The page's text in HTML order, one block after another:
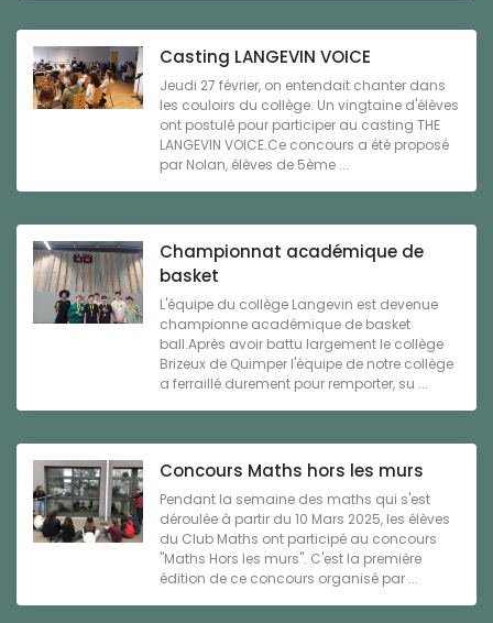
Casting LANGEVIN VOICE
Jeudi 27 février, on entendait chanter dans
les couloirs du collège. Un vingtaine d'élèves
ont postulé pour participer au casting THE
LANGEVIN VOICE.Ce concours a été proposé
par Nolan, élèves de 5ème ...
Championnat académique de
basket
L'équipe du collège Langevin est devenue
championne académique de basket
ball.Après avoir battu largement le collège
Brizeux de Quimper l'équipe de notre collège
a ferraillé durement pour remporter, su ...
Concours Maths hors les murs
Pendant la semaine des maths qui s'est
déroulée à partir du 10 Mars 2025, les élèves
du Club Maths ont participé au concours
"Maths Hors les murs". C'est la première
édition de ce concours organisé par ...